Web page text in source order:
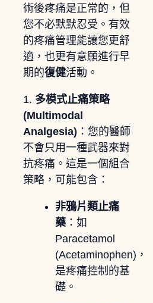
術後疼痛是正常的，但
您不必默默忍受。有效
的疼痛管理能讓您更舒
適，也更有意願進行早
期的復健活動。
1. 多模式止痛策略
(Multimodal
Analgesia) ：您的醫師
不會只用一種武器來對
抗疼痛。這是一個組合
策略，可能包含：
非鴉片類止痛
藥：如
Paracetamol
(Acetaminophen)，
是疼痛控制的基
礎。